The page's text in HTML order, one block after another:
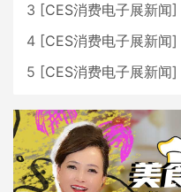
3 [CES消费电子展新闻]
4 [CES消费电子展新闻]
5 [CES消费电子展新闻]